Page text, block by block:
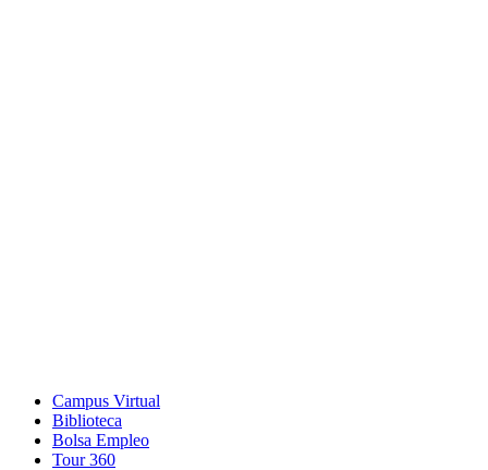
Campus Virtual
Biblioteca
Bolsa Empleo
Tour 360